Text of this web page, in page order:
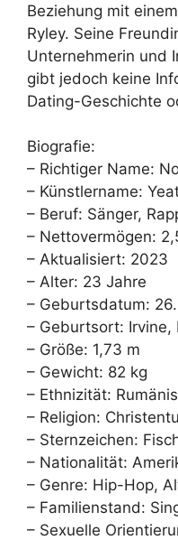
Beziehung mit
Ryley. Seine
Unternehmerin und
gibt jedoch keine
Dating-Geschichte
Biografie:
– Richtiger Name:
– Künstlername:
– Beruf: Sänger,
– Nettovermögen:
– Aktualisiert: 2023
– Alter: 23 Jahre
– Geburtsdatum:
– Geburtsort: Irvine,
– Größe: 1,73 m
– Gewicht: 82 kg
– Ethnizität:
– Religion:
– Sternzeichen:
– Nationalität:
– Genre: Hip-Hop,
– Familienstand:
– Sexuelle